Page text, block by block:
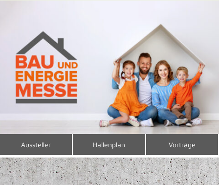
Aussteller Hallenplan Vorträge